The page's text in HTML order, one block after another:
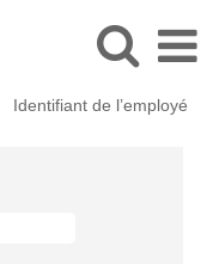
Identifiant de l’employé